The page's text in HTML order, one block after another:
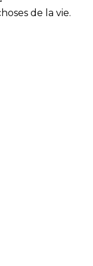
de la vie.